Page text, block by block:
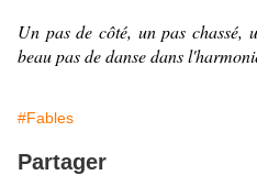
Un pas de côté, un pas chassé,
beau pas de danse dans
#Fables
Partager